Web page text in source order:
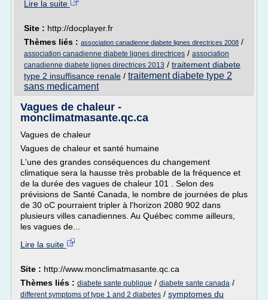
Lire la suite
Site : http://docplayer.fr
Thèmes liés : association canadienne diabete lignes directrices 2008 /
association canadienne diabete lignes directrices / association
canadienne diabete lignes directrices 2013 / traitement diabete
type 2 insuffisance renale / traitement diabete type 2
sans medicament
Vagues de chaleur -
monclimatmasante.qc.ca
Vagues de chaleur
Vagues de chaleur et santé humaine
L'une des grandes conséquences du changement
climatique sera la hausse très probable de la fréquence et
de la durée des vagues de chaleur 101 . Selon des
prévisions de Santé Canada, le nombre de journées de plus
de 30 oC pourraient tripler à l'horizon 2080 902 dans
plusieurs villes canadiennes. Au Québec comme ailleurs,
les vagues de...
Lire la suite
Site : http://www.monclimatmasante.qc.ca
Thèmes liés : diabete sante publique / diabete sante canada /
different symptoms of type 1 and 2 diabetes / symptomes du